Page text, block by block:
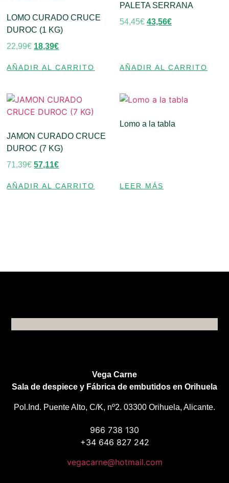
LOMO CURADO CRUCE
DUROC (1 KG)
22,99€ 18,39€
AÑADIR AL CARRITO
PALETA SERRANA
54,45€ 43,56€
AÑADIR AL CARRITO
JAMON CURADO CRUCE
DUROC (7 KG)
71,39€ 57,11€
AÑADIR AL CARRITO
Lomo a la tabla
LEER MÁS
Vega Carne
Sala de despiece y Fábrica de embutidos en Orihuela
Pol.Ind. Puente Alto, C/K, nº2. 03300 Orihuela, Alicante.
966 738 130
+34 646 827 242
vegacarne@hotmail.com